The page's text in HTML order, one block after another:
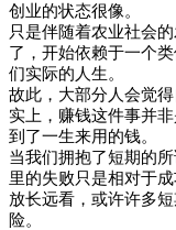
创业的状态很像。
只是伴随着农业社会
了，开始依赖于一个
们实际的人生。
故此，大部分人会觉
实上，赚钱这件事并
到了一生来用的钱。
当我们拥抱了短期的
里的失败只是相对于成
放长远看，或许许多
险。